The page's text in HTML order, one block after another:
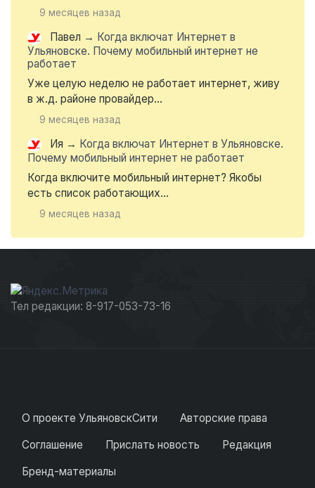
9 месяцев назад
Павел → Когда включат Интернет в
Ульяновске. Почему мобильный интернет не
работает
Уже целую неделю не работает интернет, живу
в ж.д. районе провайдер...
9 месяцев назад
Ия → Когда включат Интернет в Ульяновске.
Почему мобильный интернет не работает
Когда включите мобильный интернет? Якобы
есть список работающих...
9 месяцев назад
Тел редакции: 8-917-053-73-16
О проекте УльяновскСити
Авторские права
Соглашение
Прислать новость
Редакция
Бренд-материалы